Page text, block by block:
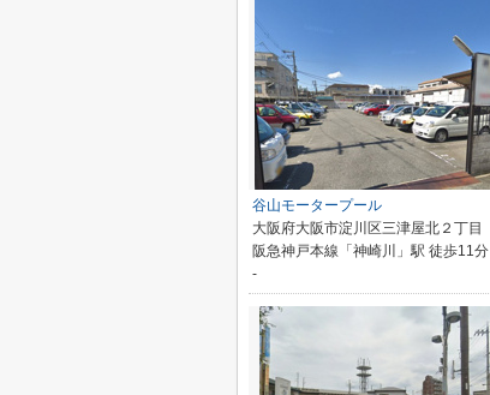
谷山モータープール
大阪府大阪市淀川区三津屋北２丁目
阪急神戸本線「神崎川」駅 徒歩11分
-